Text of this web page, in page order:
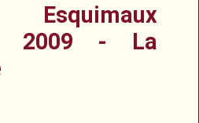
2009 - La